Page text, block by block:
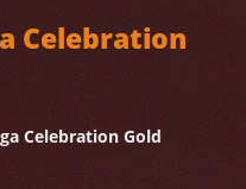
Celebration
Celebration Gold